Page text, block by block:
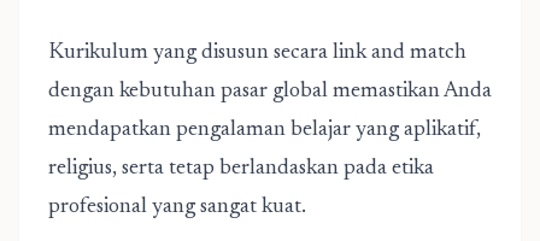
Kurikulum yang disusun secara link and match
dengan kebutuhan pasar global memastikan Anda
mendapatkan pengalaman belajar yang aplikatif,
religius, serta tetap berlandaskan pada etika
profesional yang sangat kuat.